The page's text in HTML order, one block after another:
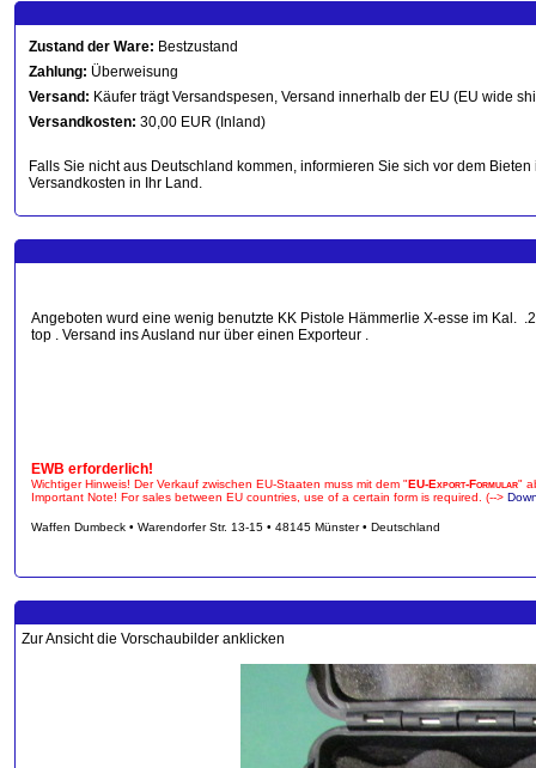
Zustand der Ware: Bestzustand
Zahlung: Überweisung
Versand: Käufer trägt Versandspesen, Versand innerhalb der EU (EU wide
Versandkosten: 30,00 EUR (Inland)
Falls Sie nicht aus Deutschland kommen, informieren Sie sich vor dem
Versandkosten in Ihr Land.
Angeboten wurd eine wenig benutzte KK Pistole Hämmerlie X-esse im Kal.
top . Versand ins Ausland nur über einen Exporteur .
EWB erforderlich!
Wichtiger Hinweis! Der Verkauf zwischen EU-Staaten muss mit dem "EU-Export-Formular"
Important Note! For sales between EU countries, use of a certain form is required. (-->
Waffen Dumbeck • Warendorfer Str. 13-15 • 48145 Münster • Deutschland
Zur Ansicht die Vorschaubilder anklicken